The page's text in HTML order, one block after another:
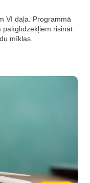
VI daļa. Programmā
palīglīdzekļiem risināt
mīklas.